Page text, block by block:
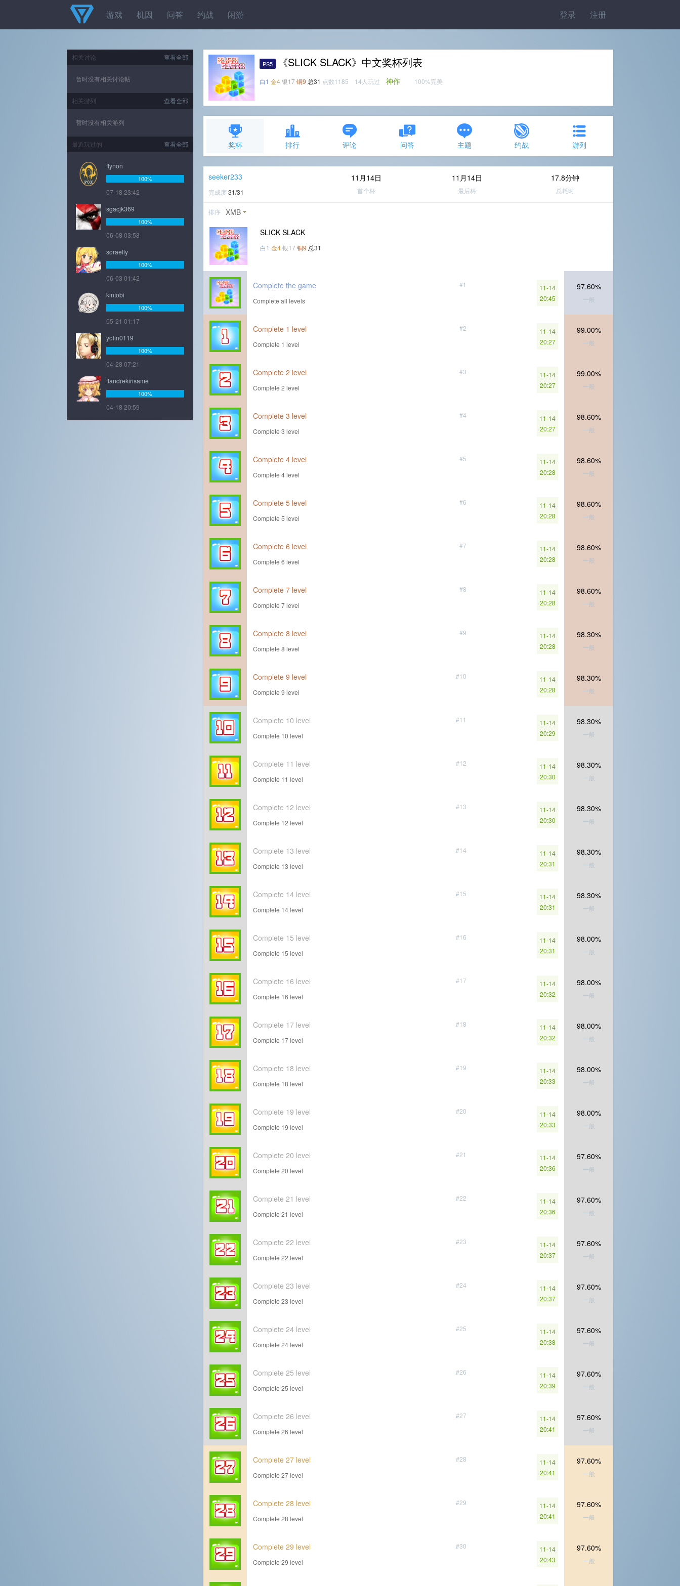
登录 注册
游戏 机因 问答 约战 闲游
PS5 《SLICK SLACK》中文奖杯列表
白1 金4银17 铜9 总31 点数1185 14人玩过 神作 100%完美
奖杯 排行 评论 问答 主题 约战 游列
seeker233
完成度 31/31
11月14日
首个杯
11月14日
最后杯
17.8分钟
总耗时
排序 XMB
SLICK SLACK
白1 金4银17 铜9 总31
#1
Complete the game
Сomplete all levels
11-14
20:45
97.60%
一般
#2
Complete 1 level
Complete 1 level
11-14
20:27
99.00%
一般
#3
Complete 2 level
Complete 2 level
11-14
20:27
99.00%
一般
#4
Complete 3 level
Complete 3 level
11-14
20:27
98.60%
一般
#5
Complete 4 level
Complete 4 level
11-14
20:28
98.60%
一般
#6
Complete 5 level
Complete 5 level
11-14
20:28
98.60%
一般
#7
Complete 6 level
Complete 6 level
11-14
20:28
98.60%
一般
#8
Complete 7 level
Complete 7 level
11-14
20:28
98.60%
一般
#9
Complete 8 level
Complete 8 level
11-14
20:28
98.30%
一般
#10
Complete 9 level
Complete 9 level
11-14
20:28
98.30%
一般
#11
Complete 10 level
Complete 10 level
11-14
20:29
98.30%
一般
#12
Complete 11 level
Complete 11 level
11-14
20:30
98.30%
一般
#13
Complete 12 level
Complete 12 level
11-14
20:30
98.30%
一般
#14
Complete 13 level
Complete 13 level
11-14
20:31
98.30%
一般
#15
Complete 14 level
Complete 14 level
11-14
20:31
98.30%
一般
#16
Complete 15 level
Complete 15 level
11-14
20:31
98.00%
一般
#17
Complete 16 level
Complete 16 level
11-14
20:32
98.00%
一般
#18
Complete 17 level
Complete 17 level
11-14
20:32
98.00%
一般
#19
Complete 18 level
Complete 18 level
11-14
20:33
98.00%
一般
#20
Complete 19 level
Complete 19 level
11-14
20:33
98.00%
一般
#21
Complete 20 level
Complete 20 level
11-14
20:36
97.60%
一般
#22
Complete 21 level
Complete 21 level
11-14
20:36
97.60%
一般
#23
Complete 22 level
Complete 22 level
11-14
20:37
97.60%
一般
#24
Complete 23 level
Complete 23 level
11-14
20:37
97.60%
一般
#25
Complete 24 level
Complete 24 level
11-14
20:38
97.60%
一般
#26
Complete 25 level
Complete 25 level
11-14
20:39
97.60%
一般
#27
Complete 26 level
Complete 26 level
11-14
20:41
97.60%
一般
#28
Complete 27 level
Complete 27 level
11-14
20:41
97.60%
一般
#29
Complete 28 level
Complete 28 level
11-14
20:41
97.60%
一般
#30
Complete 29 level
Complete 29 level
11-14
20:43
97.60%
一般
查看全部
相关讨论
暂时没有相关讨论帖
查看全部
相关游列
暂时没有相关游列
查看全部
最近玩过的
flynon
100%
07-18 23:42
sgacjk369
100%
06-08 03:58
soraelly
100%
06-03 01:42
kintobi
100%
05-21 01:17
yolin0119
100%
04-28 07:21
flandrekirisame
100%
04-18 20:59